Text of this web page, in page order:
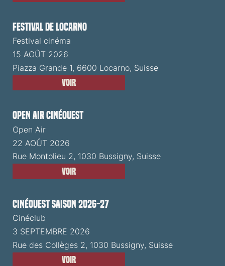
Festival de Locarno
Festival cinéma
15 AOÛT 2026
Piazza Grande 1, 6600 Locarno, Suisse
Voir
Open Air CinéOuest
Open Air
22 AOÛT 2026
Rue Montolieu 2, 1030 Bussigny, Suisse
Voir
CinéOuest Saison 2026-27
Cinéclub
3 SEPTEMBRE 2026
Rue des Collèges 2, 1030 Bussigny, Suisse
Voir